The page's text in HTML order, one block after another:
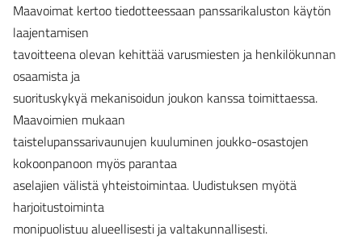
Maavoimat kertoo tiedotteessaan panssarikaluston käytön
laajentamisen
tavoitteena olevan kehittää varusmiesten ja henkilökunnan
osaamista ja
suorituskykyä mekanisoidun joukon kanssa toimittaessa.
Maavoimien mukaan
taistelupanssarivaunujen kuuluminen joukko-osastojen
kokoonpanoon myös parantaa
aselajien välistä yhteistoimintaa. Uudistuksen myötä
harjoitustoiminta
monipuolistuu alueellisesti ja valtakunnallisesti.